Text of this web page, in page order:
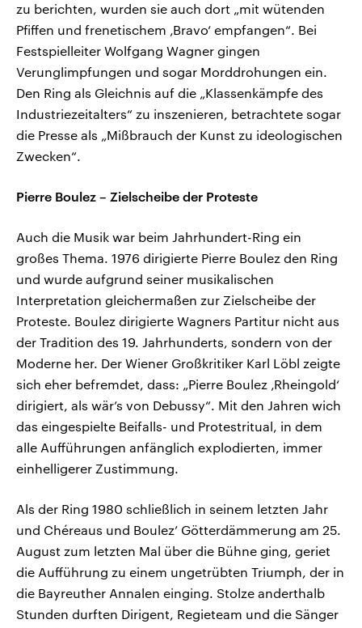
zu berichten, wurden sie auch dort „mit wütenden
Pfiffen und frenetischem ‚Bravo‘ empfangen“. Bei
Festspielleiter Wolfgang Wagner gingen
Verunglimpfungen und sogar Morddrohungen ein.
Den Ring als Gleichnis auf die „Klassenkämpfe des
Industriezeitalters“ zu inszenieren, betrachtete sogar
die Presse als „Mißbrauch der Kunst zu ideologischen
Zwecken“.
Pierre Boulez – Zielscheibe der Proteste
Auch die Musik war beim Jahrhundert-Ring ein
großes Thema. 1976 dirigierte Pierre Boulez den Ring
und wurde aufgrund seiner musikalischen
Interpretation gleichermaßen zur Zielscheibe der
Proteste. Boulez dirigierte Wagners Partitur nicht aus
der Tradition des 19. Jahrhunderts, sondern von der
Moderne her. Der Wiener Großkritiker Karl Löbl zeigte
sich eher befremdet, dass: „Pierre Boulez ‚Rheingold‘
dirigiert, als wär’s von Debussy“. Mit den Jahren wich
das eingespielte Beifalls- und Protestritual, in dem
alle Aufführungen anfänglich explodierten, immer
einhelligerer Zustimmung.
Als der Ring 1980 schließlich in seinem letzten Jahr
und Chéreaus und Boulez’ Götterdämmerung am 25.
August zum letzten Mal über die Bühne ging, geriet
die Aufführung zu einem ungetrübten Triumph, der in
die Bayreuther Annalen einging. Stolze anderthalb
Stunden durften Dirigent, Regieteam und die Sänger